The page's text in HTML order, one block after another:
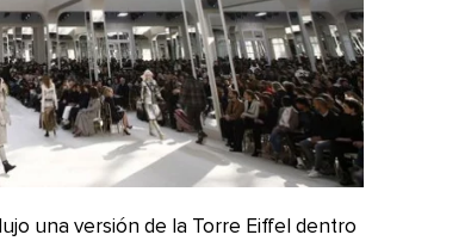
una versión de la Torre Eiffel dentro